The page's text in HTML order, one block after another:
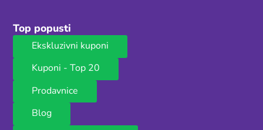
Top popusti
Ekskluzivni kuponi
Kuponi - Top 20
Prodavnice
Blog